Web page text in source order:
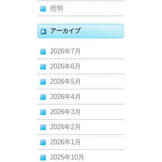
照明
アーカイブ
2026年7月
2026年6月
2026年5月
2026年4月
2026年3月
2026年2月
2026年1月
2025年10月